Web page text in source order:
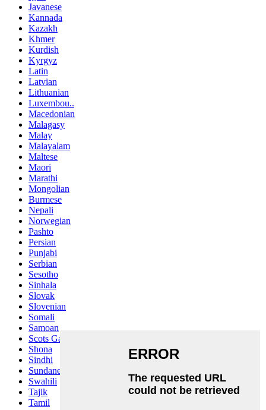
Javanese
Kannada
Kazakh
Khmer
Kurdish
Kyrgyz
Latin
Latvian
Lithuanian
Luxembou..
Macedonian
Malagasy
Malay
Malayalam
Maltese
Maori
Marathi
Mongolian
Burmese
Nepali
Norwegian
Pashto
Persian
Punjabi
Serbian
Sesotho
Sinhala
Slovak
Slovenian
Somali
Samoan
Scots Gaelic
Shona
Sindhi
Sundanese
Swahili
Tajik
Tamil